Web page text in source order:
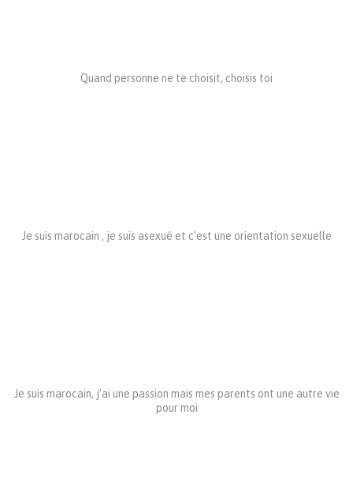
Quand personne ne te choisit, choisis toi
Je suis marocain , je suis asexué et c’est une orientation sexuelle
Je suis marocain, j’ai une passion mais mes parents ont une autre vie
pour moi